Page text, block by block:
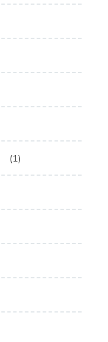
(1)